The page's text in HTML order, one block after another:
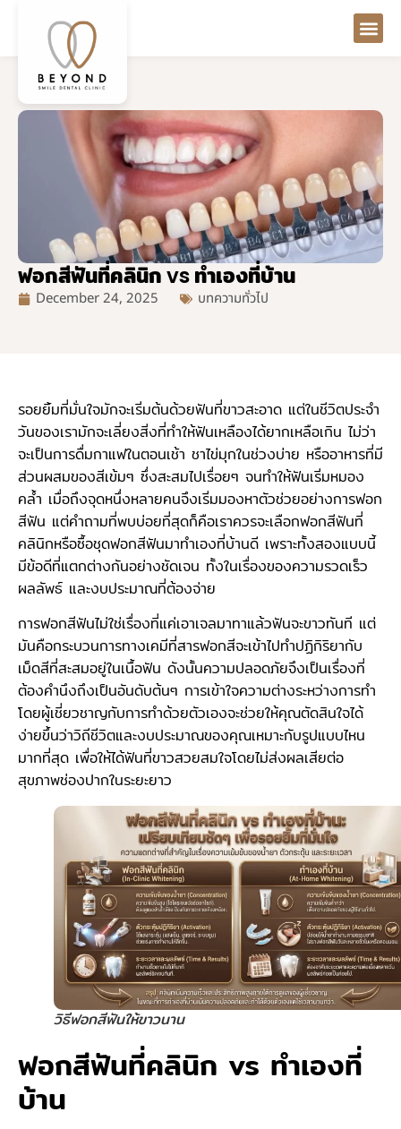
ฟอกสีฟันที่คลินิก vs ทำเองที่บ้าน
December 24, 2025 บทความทั่วไป
รอยยิ้มที่มั่นใจมักจะเริ่มต้นด้วยฟันที่ขาวสะอาด แต่ในชีวิตประจำ
วันของเรามักจะเลี่ยงสิ่งที่ทำให้ฟันเหลืองได้ยากเหลือเกิน ไม่ว่า
จะเป็นการดื่มกาแฟในตอนเช้า ชาไข่มุกในช่วงบ่าย หรืออาหารที่มี
ส่วนผสมของสีเข้มๆ ซึ่งสะสมไปเรื่อยๆ จนทำให้ฟันเริ่มหมอง
คล้ำ เมื่อถึงจุดหนึ่งหลายคนจึงเริ่มมองหาตัวช่วยอย่างการฟอก
สีฟัน แต่คำถามที่พบบ่อยที่สุดก็คือเราควรจะเลือกฟอกสีฟันที่
คลินิกหรือซื้อชุดฟอกสีฟันมาทำเองที่บ้านดี เพราะทั้งสองแบบนี้
มีข้อดีที่แตกต่างกันอย่างชัดเจน ทั้งในเรื่องของความรวดเร็ว
ผลลัพธ์ และงบประมาณที่ต้องจ่าย
การฟอกสีฟันไม่ใช่เรื่องที่แค่เอาเจลมาทาแล้วฟันจะขาวทันที แต่
มันคือกระบวนการทางเคมีที่สารฟอกสีจะเข้าไปทำปฏิกิริยากับ
เม็ดสีที่สะสมอยู่ในเนื้อฟัน ดังนั้นความปลอดภัยจึงเป็นเรื่องที่
ต้องคำนึงถึงเป็นอันดับต้นๆ การเข้าใจความต่างระหว่างการทำ
โดยผู้เชี่ยวชาญกับการทำด้วยตัวเองจะช่วยให้คุณตัดสินใจได้
ง่ายขึ้นว่าวิถีชีวิตและงบประมาณของคุณเหมาะกับรูปแบบไหน
มากที่สุด เพื่อให้ได้ฟันที่ขาวสวยสมใจโดยไม่ส่งผลเสียต่อ
สุขภาพช่องปากในระยะยาว
วิธีฟอกสีฟันให้ขาวนาน
ฟอกสีฟันที่คลินิก vs ทำเองที่
บ้าน